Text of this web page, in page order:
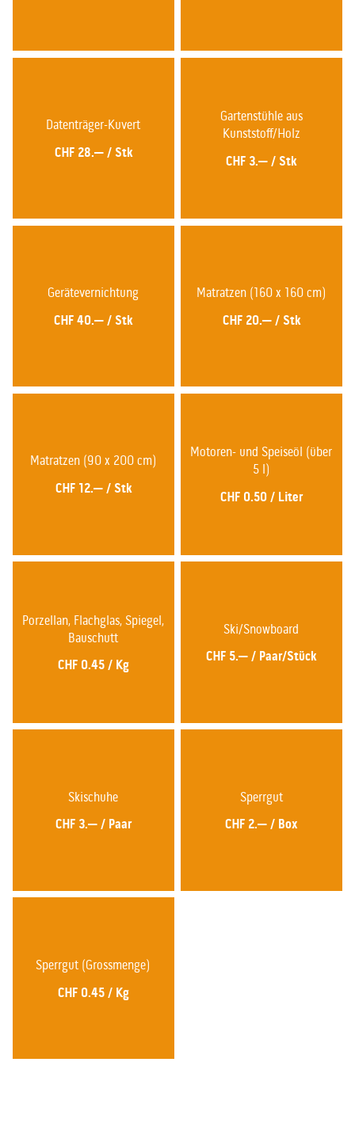
Datenträger-Kuvert
CHF 28.—/ Stk
Gartenstühle aus
Kunststoff/Holz
CHF 3.— /Stk
Gerätevernichtung
CHF 40.— /Stk
Matratzen (160 x 160 cm)
CHF 20.—/ Stk
Matratzen (90 x 200 cm)
CHF 12.—/ Stk
Motoren- und Speiseöl (über
5 l)
CHF 0.50/ Liter
Porzellan, Flachglas, Spiegel,
Bauschutt
CHF 0.45/ Kg
Ski/Snowboard
CHF 5.— / Paar/Stück
Skischuhe
CHF 3.—/ Paar
Sperrgut
CHF 2.—/ Box
Sperrgut (Grossmenge)
CHF 0.45/ Kg